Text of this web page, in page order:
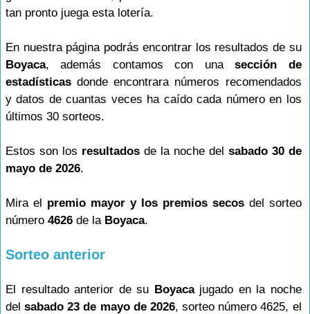
tan pronto juega esta lotería.
En nuestra página podrás encontrar los resultados de su
Boyaca, además contamos con unasección de
estadísticas donde encontrara números recomendados
y datos de cuantas veces ha caído cada número en los
últimos 30 sorteos.
Estos son los resultadosde la noche del sabado 30 de
mayo de 2026.
Mira el premio mayor y los premios secosdel sorteo
número 4626 de la Boyaca.
Sorteo anterior
El resultado anterior de su Boyacajugado en la noche
delsabado 23 de mayo de 2026, sorteo número 4625, el